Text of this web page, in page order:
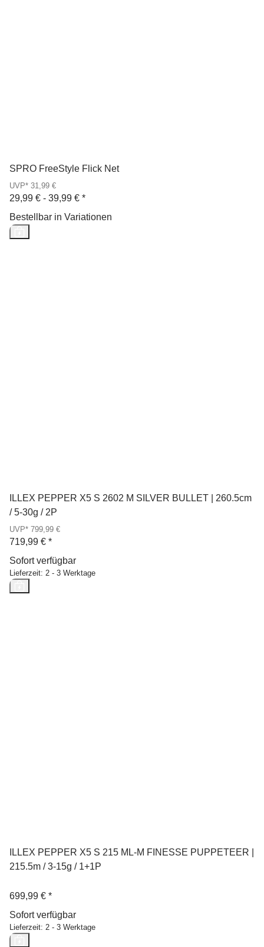
SPRO FreeStyle Flick Net
UVP* 31,99 €
29,99 € - 39,99 € *
Bestellbar in Variationen
Neu
ILLEX PEPPER X5 S 2602 M SILVER BULLET | 260.5cm
/ 5-30g / 2P
UVP* 799,99 €
719,99 € *
Sofort verfügbar
Lieferzeit: 2 - 3 Werktage
Neu
ILLEX PEPPER X5 S 215 ML-M FINESSE PUPPETEER |
215.5m / 3-15g / 1+1P
699,99 € *
Sofort verfügbar
Lieferzeit: 2 - 3 Werktage
Neu